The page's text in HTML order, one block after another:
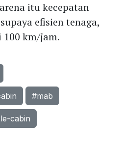
itu kecepatan
efisien tenaga,
km/jam.
#mab
cabin